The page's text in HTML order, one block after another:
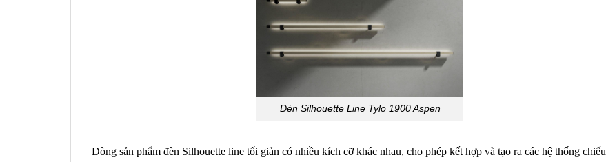
Đèn Silhouette Line Tylo 1900 Aspen
Dòng sản phẩm đèn Silhouette line tối giản có nhiều kích cỡ khác nhau, cho phép kết hợp và tạo ra các hệ thống chiếu